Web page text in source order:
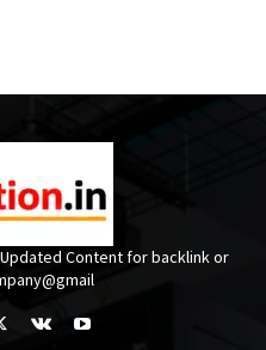
Content for backlink or